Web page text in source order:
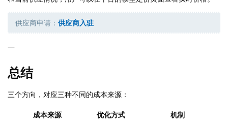
供应商申请： 供应商入驻
—
总结
三个方向，对应三种不同的成本来源：
成本来源 优化方式
机制